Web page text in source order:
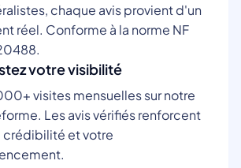
chaque avis provient d'un
réel. Conforme à la norme NF
votre visibilité
visites mensuelles sur notre
Les avis vérifiés renforcent
crédibilité et votre